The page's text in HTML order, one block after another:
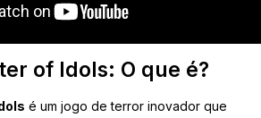
of Idols: O que é?
é um jogo de terror inovador que